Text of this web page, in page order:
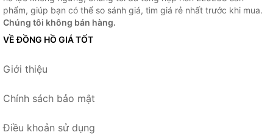
phẩm, giúp bạn có thể so sánh giá, tìm giá rẻ nhất trước khi mua.
Chúng tôi không bán hàng.
VỀ ĐỒNG HỒ GIÁ TỐT
Giới thiệu
Chính sách bảo mật
Điều khoản sử dụng